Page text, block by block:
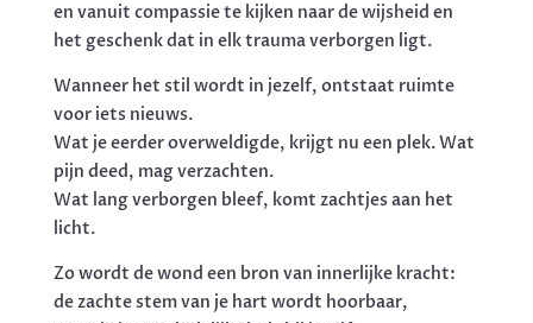
en vanuit compassie te kijken naar de wijsheid en
het geschenk dat in elk trauma verborgen ligt.
Wanneer het stil wordt in jezelf, ontstaat ruimte
voor iets nieuws.
Wat je eerder overweldigde, krijgt nu een plek. Wat
pijn deed, mag verzachten.
Wat lang verborgen bleef, komt zachtjes aan het
licht.
Zo wordt de wond een bron van innerlijke kracht:
de zachte stem van je hart wordt hoorbaar,